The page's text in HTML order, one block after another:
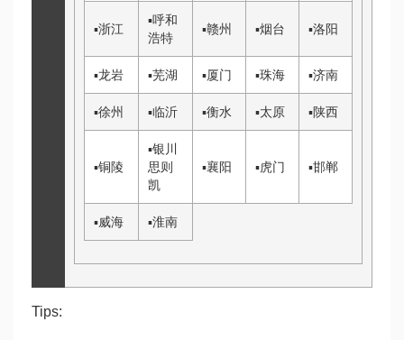
▪浙江
▪呼和
浩特
▪赣州 ▪烟台 ▪洛阳
▪龙岩 ▪芜湖 ▪厦门 ▪珠海 ▪济南
▪徐州 ▪临沂 ▪衡水 ▪太原 ▪陕西
▪铜陵
▪银川
思则
凯
▪襄阳 ▪虎门 ▪邯郸
▪威海 ▪淮南
Tips: